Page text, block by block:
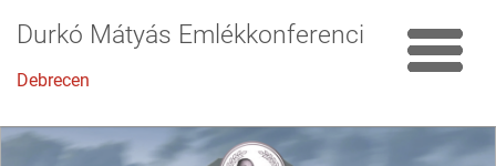
Durkó Mátyás Emlékkonferencia
Debrecen